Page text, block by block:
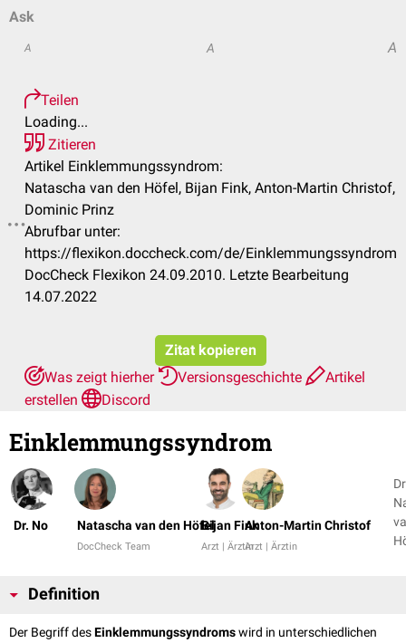
Ask
A A A
Teilen
Loading...
Zitieren
Artikel Einklemmungssyndrom:
Natascha van den Höfel, Bijan Fink, Anton-Martin Christof,
Dominic Prinz
Abrufbar unter:
https://flexikon.doccheck.com/de/Einklemmungssyndrom
DocCheck Flexikon 24.09.2010. Letzte Bearbeitung
14.07.2022
Zitat kopieren
Was zeigt hierher
Versionsgeschichte
Artikel
erstellen
Discord
Einklemmungssyndrom
Dr. No Natascha van den Höfel
DocCheck Team
Bijan Fink
Arzt | Ärztin
Anton-Martin Christof
Arzt | Ärztin
Definition
Der Begriff desEinklemmungssyndromswird in unterschiedlichen